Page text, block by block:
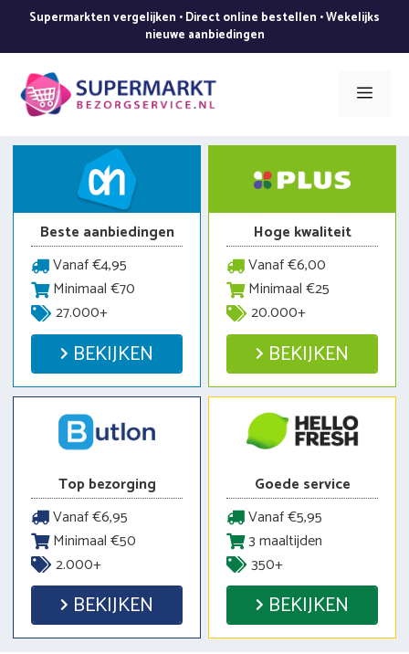
de
inhoud
Supermarkten vergelijken • Direct online bestellen • Wekelijks
nieuwe aanbiedingen
Menu
Beste aanbiedingen
Vanaf €4,95
Minimaal €70
27.000+
BEKIJKEN
Hoge kwaliteit
Vanaf €6,00
Minimaal €25
20.000+
BEKIJKEN
Top bezorging
Vanaf €6,95
Minimaal €50
2.000+
BEKIJKEN
Goede service
Vanaf €5,95
3 maaltijden
350+
BEKIJKEN